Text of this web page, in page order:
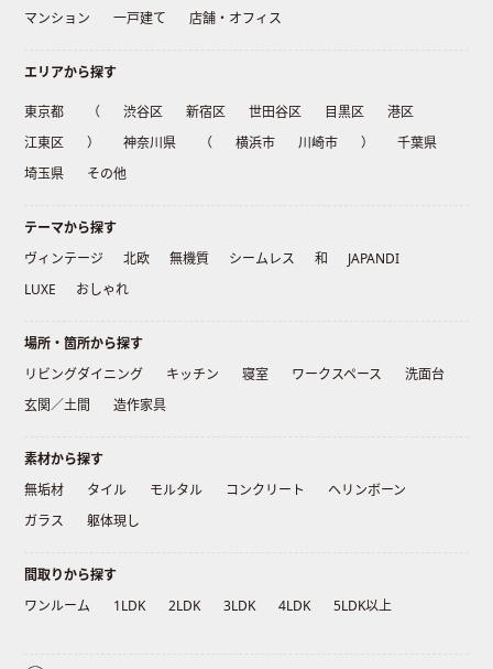
マンション
一戸建て 店舗・オフィス
エリアから探す
東京都 （ 渋谷区 新宿区 世田谷区 目黒区
港区
江東区
） 神奈川県 （ 横浜市 川崎市 ）
千葉県
埼玉県
その他
テーマから探す
ヴィンテージ
北欧 無機質 シームレス 和
JAPANDI
LUXE
おしゃれ
場所・箇所から探す
リビングダイニング
キッチン 寝室 ワークスペース
洗面台
玄関／土間
造作家具
素材から探す
無垢材
タイル モルタル コンクリート
ヘリンボーン
ガラス
躯体現し
間取りから探す
ワンルーム
1LDK 2LDK 3LDK 4LDK 5LDK以上